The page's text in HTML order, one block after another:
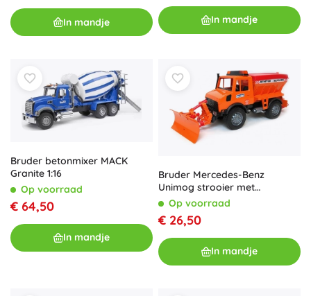
In mandje In mandje
Bruder betonmixer MACK
Granite 1:16
Op voorraad
€ 64,50
In mandje
Bruder Mercedes-Benz
Unimog strooier met
sneeuwschuif
Op voorraad
€ 26,50
In mandje